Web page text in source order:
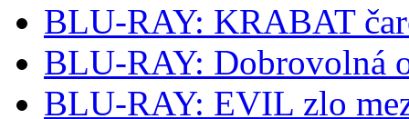
BLU-RAY: KRABAT
BLU-RAY: Dobrovolná
BLU-RAY: EVIL zlo